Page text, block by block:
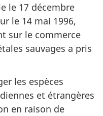
le 17 décembre
le 14 mai 1996,
sur le commerce
sauvages a pris
les espèces
et étrangères
en raison de